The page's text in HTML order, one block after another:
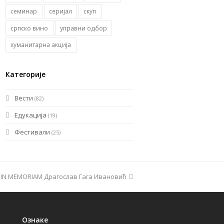
семинар
серијал
скуп
српско вино
управни одбор
хуманитарна акција
Категорије
Вести (82)
Едукација (19)
Фестивали (25)
MEMORIAM Драгослав Гага Ивановић
Ознаке